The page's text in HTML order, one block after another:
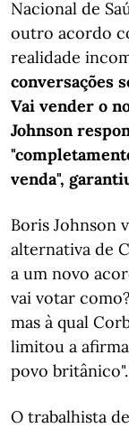
Nacional de
outro acordo
realidade
conversações
Vai vender o
Johnson
venda",
Boris Johnson
alternativa de
a um novo
vai votar
mas à qual
limitou a
povo britânico".
O trabalhista